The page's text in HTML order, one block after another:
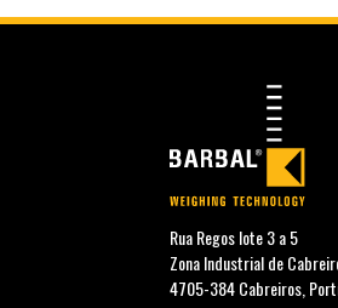
Rua Regos lote 3 a 5
Zona Industrial de
4705-384 Cabreiros,